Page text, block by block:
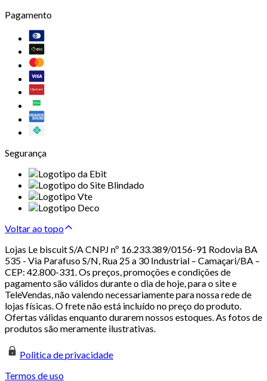
Pagamento
Segurança
Voltar ao topo
Lojas Le biscuit S/A CNPJ nº 16.233.389/0156-91 Rodovia BA
535 - Via Parafuso S/N, Rua 25 a 30 Industrial – Camaçari/BA –
CEP: 42.800-331. Os preços, promoções e condições de
pagamento são válidos durante o dia de hoje, para o site e
TeleVendas, não valendo necessariamente para nossa rede de
lojas físicas. O frete não está incluído no preço do produto.
Ofertas válidas enquanto durarem nossos estoques. As fotos de
produtos são meramente ilustrativas.
Politica de privacidade
Termos de uso